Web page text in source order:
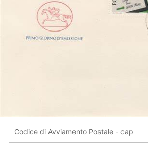
Codice di Avviamento Postale - cap